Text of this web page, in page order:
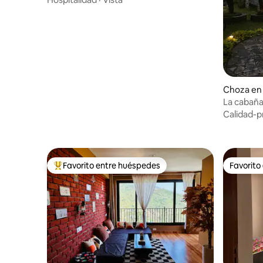
Choza
La
Calidad-
Favorito entre huéspedes preferido
Favorito entre huéspedes